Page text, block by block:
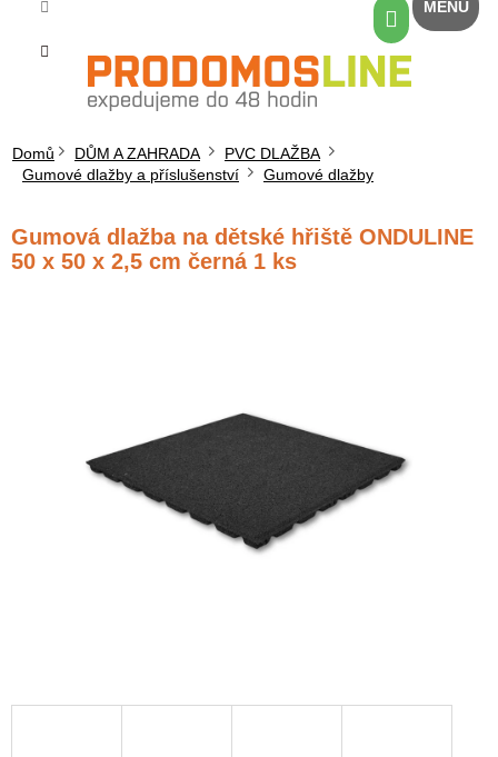
obsah
Nákupní
košík
Domů DŮM A ZAHRADA
PVC DLAŽBA
Gumové dlažby a příslušenství
Gumové dlažby
Gumová dlažba na dětské hřiště ONDULINE
50 x 50 x 2,5 cm černá 1 ks